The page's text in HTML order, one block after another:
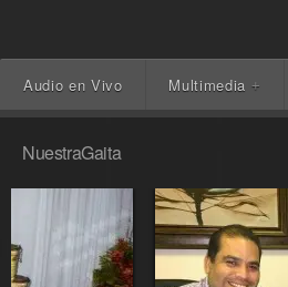
Audio en Vivo Multimedia +
NuestraGaita